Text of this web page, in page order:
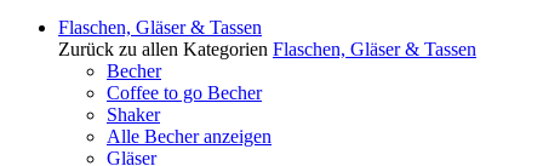
Flaschen, Gläser & Tassen
Zurück zu allen Kategorien Flaschen, Gläser & Tassen
Becher
Coffee to go Becher
Shaker
Alle Becher anzeigen
Gläser